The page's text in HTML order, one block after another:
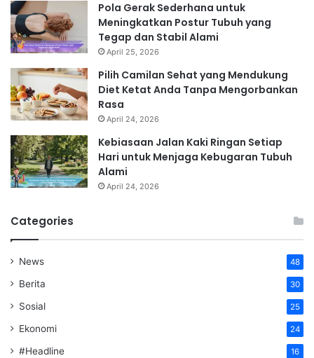
Pola Gerak Sederhana untuk
Meningkatkan Postur Tubuh yang
Tegap dan Stabil Alami
April 25, 2026
Pilih Camilan Sehat yang Mendukung
Diet Ketat Anda Tanpa Mengorbankan
Rasa
April 24, 2026
Kebiasaan Jalan Kaki Ringan Setiap
Hari untuk Menjaga Kebugaran Tubuh
Alami
April 24, 2026
Categories
News 48
Berita 30
Sosial 25
Ekonomi 24
#Headline 16